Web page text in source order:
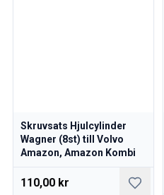
Skruvsats Hjulcylinder
Wagner (8st) till Volvo
Amazon, Amazon Kombi
110,00 kr